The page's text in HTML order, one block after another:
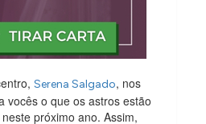
Serena Salgado, nos
vocês o que os astros estão
próximo ano. Assim,